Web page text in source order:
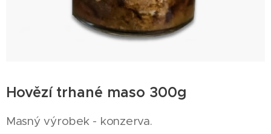
Hovězí trhané maso 300g
Masný výrobek - konzerva.